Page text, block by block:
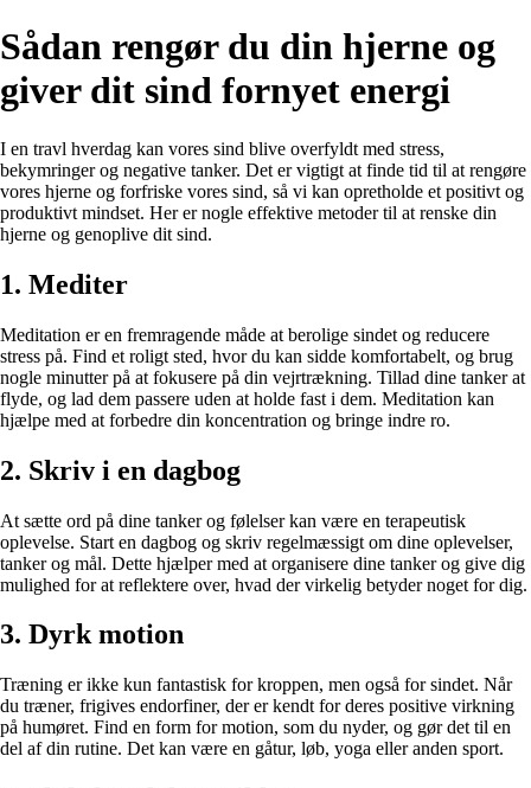
Sådan rengør du din hjerne og
giver dit sind fornyet energi
I en travl hverdag kan vores sind blive overfyldt med stress,
bekymringer og negative tanker. Det er vigtigt at finde tid til at rengøre
vores hjerne og forfriske vores sind, så vi kan opretholde et positivt og
produktivt mindset. Her er nogle effektive metoder til at renske din
hjerne og genoplive dit sind.
1. Mediter
Meditation er en fremragende måde at berolige sindet og reducere
stress på. Find et roligt sted, hvor du kan sidde komfortabelt, og brug
nogle minutter på at fokusere på din vejrtrækning. Tillad dine tanker at
flyde, og lad dem passere uden at holde fast i dem. Meditation kan
hjælpe med at forbedre din koncentration og bringe indre ro.
2. Skriv i en dagbog
At sætte ord på dine tanker og følelser kan være en terapeutisk
oplevelse. Start en dagbog og skriv regelmæssigt om dine oplevelser,
tanker og mål. Dette hjælper med at organisere dine tanker og give dig
mulighed for at reflektere over, hvad der virkelig betyder noget for dig.
3. Dyrk motion
Træning er ikke kun fantastisk for kroppen, men også for sindet. Når
du træner, frigives endorfiner, der er kendt for deres positive virkning
på humøret. Find en form for motion, som du nyder, og gør det til en
del af din rutine. Det kan være en gåtur, løb, yoga eller anden sport.